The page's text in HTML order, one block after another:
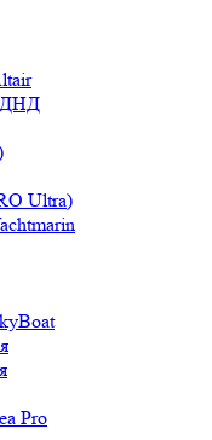
Ultra)
Pro